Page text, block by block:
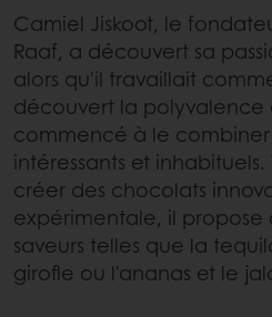
Camiel Jiskoot, le
Raaf, a découvert sa
alors qu'il travaillait
découvert la
commencé à le
intéressants et
créer des chocolats
expérimentale, il propose
saveurs telles que la
girofle ou l'ananas et le